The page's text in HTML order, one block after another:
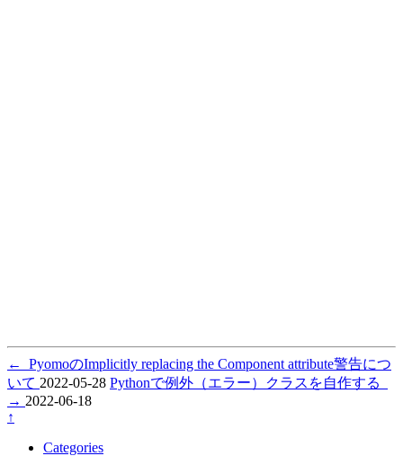
←
PyomoのImplicitly replacing the Component attribute警告につ
いて 2022-05-28 Pythonで例外（エラー）クラスを自作する
→ 2022-06-18
↑
Categories